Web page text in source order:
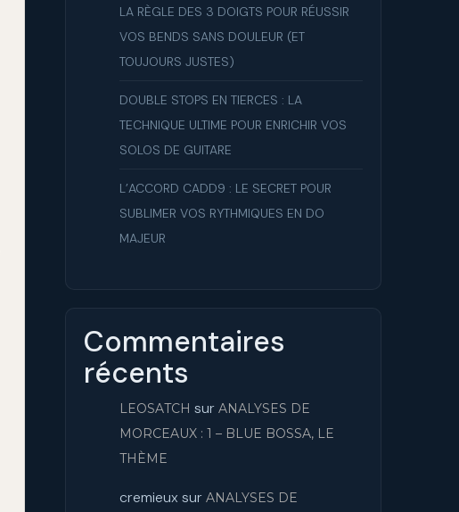
LA RÈGLE DES 3 DOIGTS POUR RÉUSSIR
VOS BENDS SANS DOULEUR (ET
TOUJOURS JUSTES)
DOUBLE STOPS EN TIERCES : LA
TECHNIQUE ULTIME POUR ENRICHIR VOS
SOLOS DE GUITARE
L’ACCORD CADD9 : LE SECRET POUR
SUBLIMER VOS RYTHMIQUES EN DO
MAJEUR
Commentaires
récents
LEOSATCH sur ANALYSES DE
MORCEAUX : 1 – BLUE BOSSA, LE
THÈME
cremieux sur ANALYSES DE